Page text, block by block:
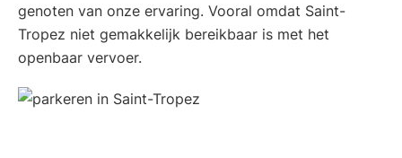
genoten van onze ervaring. Vooral omdat Saint-
Tropez niet gemakkelijk bereikbaar is met het
openbaar vervoer.